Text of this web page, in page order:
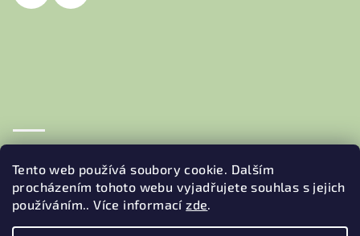
Tento web používá soubory cookie. Dalším
procházením tohoto webu vyjadřujete souhlas s jejich
používáním.. Více informacízde.
Obchodní podmínky
Podmínky ochrany osobních údajů